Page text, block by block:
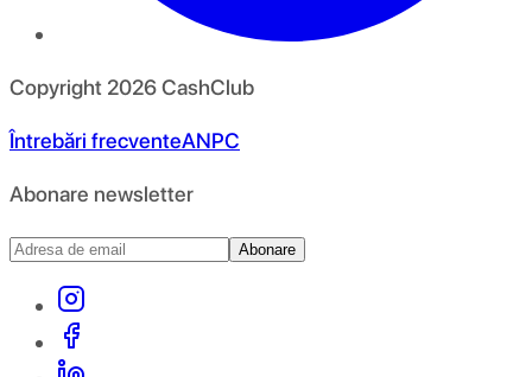
Copyright 2026CashClub
Întrebări frecventeANPC
Abonare newsletter
Abonare